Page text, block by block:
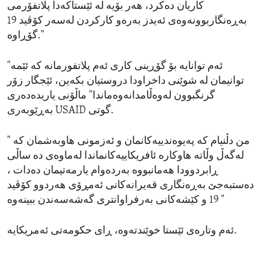
کاریان دەکرد، هەر بۆیە لە ئێستاکەدا پلاتفۆرمی
بەڕەنگاربوونەوەی ئەیدز بەرەو کارکردن لەسەر کۆڤید 19
گۆڕاوە."
"ئەم توانایە بۆ گۆڕینی کاری ئەم پلاتفورمانە کە ئێمە
توانیمان لە شوێنی داخراودا دروستیان بکەین، ئێجگار زۆر
گرنگبوون لەوەڵامدانەوەماندا" ماڵۆنی یاریدەدەری
بەڕێوبەری USAID گوتی.
" من دڵنیام کە پەیوەندییەکانمان و ئەزمونی هاوبەشمان کە
لەگەڵ وڵاتە هاوکارە ئافریکاییەکانماندا لەماوەی دە ساڵی
ڕابردوودا هەمانبووە بەردەوام یارمەتیمان دەدات ،
دەستبەجێ بەڕەنگاری قەیرانەکانی ئەمڕۆی هەردوو کۆڤید
19 و کێشەکانی بەرفراوانتری گەشەسەندن ببینەوە "
ئەم وتارەی ئێستا خوێندتەوە، ڕای حکومەتی ئەمریکایە.